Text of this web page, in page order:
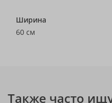
Ширина
60 см
Также часто